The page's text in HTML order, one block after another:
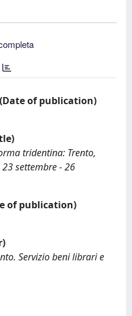
of publication)
tridentina: Trento,
settembre - 26
of publication)
Servizio beni librari e